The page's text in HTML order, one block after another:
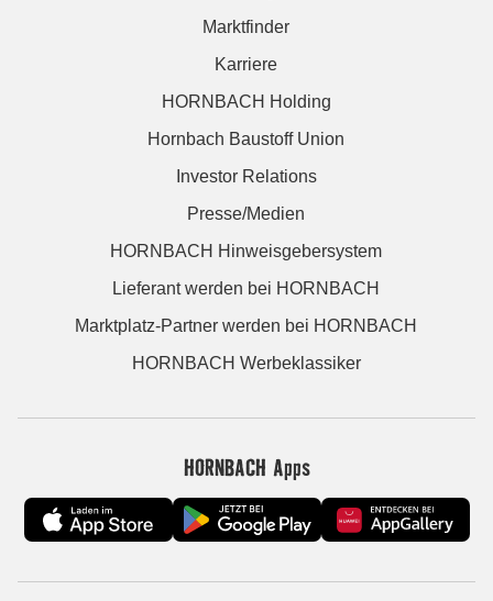
Marktfinder
Karriere
HORNBACH Holding
Hornbach Baustoff Union
Investor Relations
Presse/Medien
HORNBACH Hinweisgebersystem
Lieferant werden bei HORNBACH
Marktplatz-Partner werden bei HORNBACH
HORNBACH Werbeklassiker
HORNBACH Apps